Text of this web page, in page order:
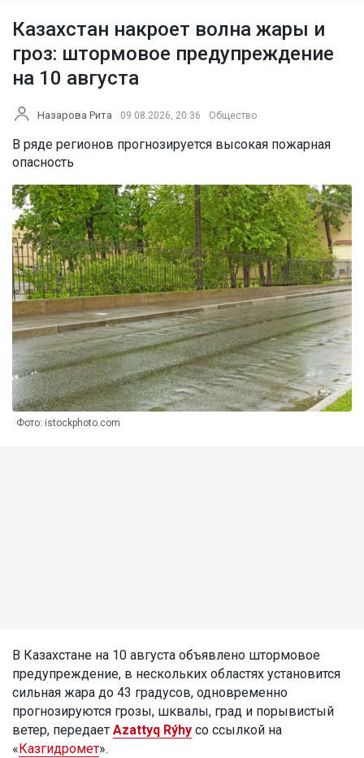
Казахстан накроет волна жары и
гроз: штормовое предупреждение
на 10 августа
Назарова Рита 09.08.2026, 20:36 Общество
В ряде регионов прогнозируется высокая пожарная
опасность
Фото: istockphoto.com
В Казахстане на 10 августа объявлено штормовое
предупреждение, в нескольких областях установится
сильная жара до 43 градусов, одновременно
прогнозируются грозы, шквалы, град и порывистый
ветер, передает Azattyq Rýhy со ссылкой на
«Казгидромет».